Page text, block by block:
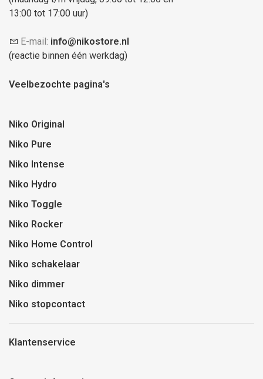
13:00 tot 17:00 uur)
E-mail: info@nikostore.nl
(reactie binnen één werkdag)
Veelbezochte pagina's
Niko Original
Niko Pure
Niko Intense
Niko Hydro
Niko Toggle
Niko Rocker
Niko Home Control
Niko schakelaar
Niko dimmer
Niko stopcontact
Klantenservice